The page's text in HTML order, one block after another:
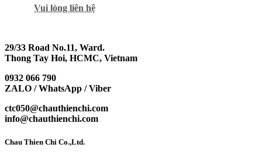
Vui lòng liên hệ
29/33 Road No.11, Ward.
Thong Tay Hoi, HCMC, Vietnam
0932 066 790
ZALO / WhatsApp / Viber
ctc050@chauthienchi.com
info@chauthienchi.com
Chau Thien Chi Co.,Ltd.